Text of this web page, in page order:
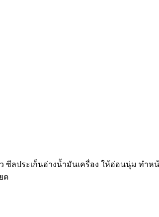
ซีลประเก็นอ่างน้ำมันเครื่อง ให้อ่อนนุ่ม ทำ
ด